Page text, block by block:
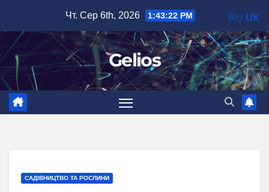
вмісту
Чт. Сер 6th, 2026 1:43:23 PM
Gelios
САДІВНИЦТВО ТА РОСЛИНИ
RU UK